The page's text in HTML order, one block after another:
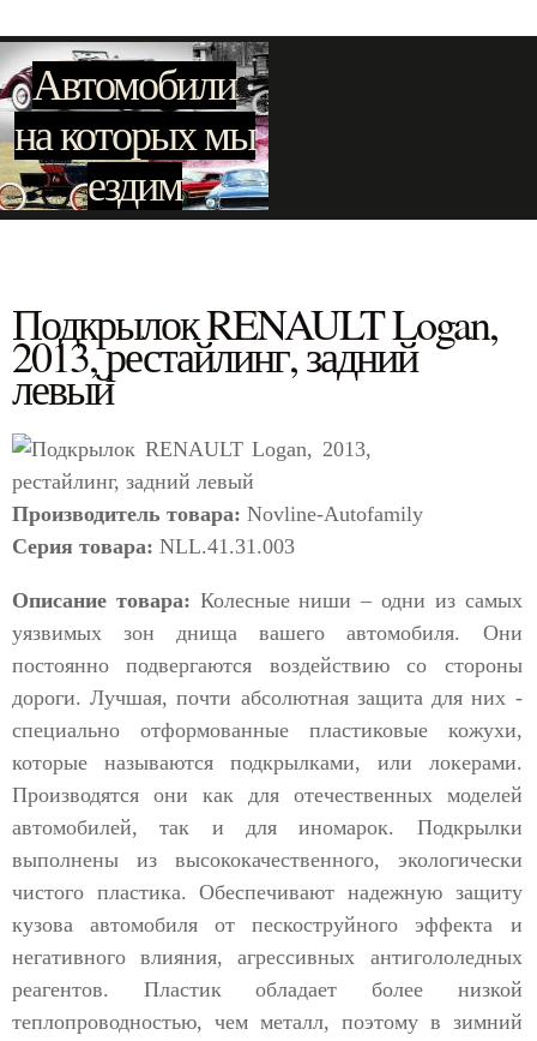
Автомобили
на которых мы
ездим
Подкрылок RENAULT Logan,
2013, рестайлинг, задний
левый
Производитель товара: Novline-Autofamily
Серия товара: NLL.41.31.003
Описание товара: Колесные ниши – одни из самых
уязвимых зон днища вашего автомобиля. Они
постоянно подвергаются воздействию со стороны
дороги. Лучшая, почти абсолютная защита для них -
специально отформованные пластиковые кожухи,
которые называются подкрылками, или локерами.
Производятся они как для отечественных моделей
автомобилей, так и для иномарок. Подкрылки
выполнены из высококачественного, экологически
чистого пластика. Обеспечивают надежную защиту
кузова автомобиля от пескоструйного эффекта и
негативного влияния, агрессивных антигололедных
реагентов. Пластик обладает более низкой
теплопроводностью, чем металл, поэтому в зимний